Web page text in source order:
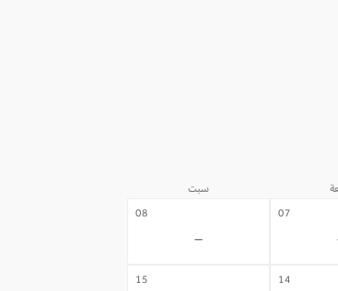
سبت
07
08
-
14
15